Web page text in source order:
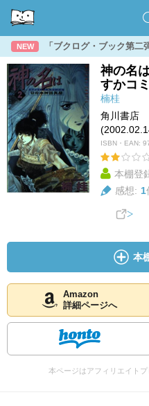
NEW 「ブクログ・ブック第二
神の名
すかコ
楠桂
角川書店
ISBN・EAN:
本棚登
感想: 1
本
Amazon
詳細ページへ
本ページはアフィリエイト